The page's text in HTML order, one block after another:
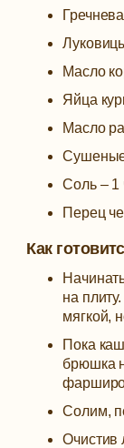
Масло
Яйца
Масло
Сушеные
Соль – 1
Перец
Как
на
мягкой,
Пока
брюшка
Солим,
Очистив